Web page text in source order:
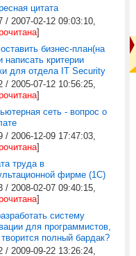
цитата
/ 2007-02-12 09:03:10,
]
бизнес-план(на
написать критерии
для отдела IT Security
/ 2005-07-12 10:56:25,
]
сеть - вопрос о
/ 2006-12-09 17:47:03,
]
труда в
фирме (1C)
/ 2008-02-07 09:40:15,
]
систему
для программистов,
полный бардак?
/ 2009-09-22 13:26:24,